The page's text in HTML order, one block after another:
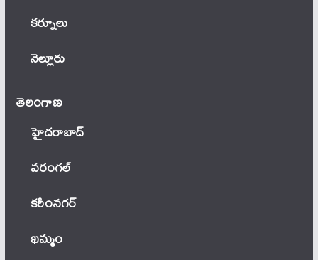
కర్నూలు
నెల్లూరు
తెలంగాణ‌
హైదరాబాద్
వ‌రంగ‌ల్
కరీంనగర్
ఖ‌మ్మం